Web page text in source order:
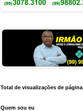
Total de visualizações de página
Quem sou eu